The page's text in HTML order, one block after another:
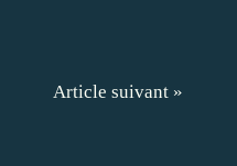
Article suivant »